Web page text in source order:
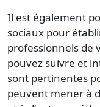
Il est également
sociaux pour
professionnels de
pouvez suivre et
sont pertinentes
peuvent mener à